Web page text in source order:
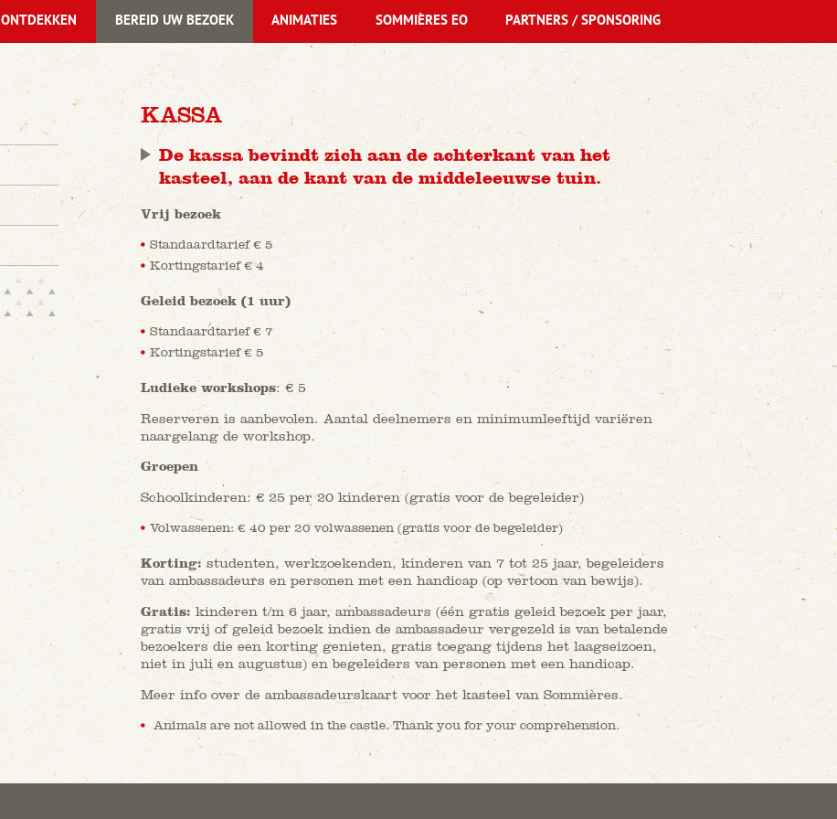
KASSA
De kassa bevindt zich aan de achterkant van het
kasteel, aan de kant van de middeleeuwse tuin.
Vrij bezoek
Standaardtarief € 5
Kortingstarief € 4
Geleid bezoek (1 uur)
Standaardtarief € 7
Kortingstarief € 5
Ludieke workshops: € 5
Reserveren is aanbevolen. Aantal deelnemers en minimumleeftijd variëren
naargelang de workshop.
Groepen
Schoolkinderen: € 25 per 20 kinderen (gratis voor de begeleider)
Volwassenen: € 40 per 20 volwassenen (gratis voor de begeleider)
Korting: studenten, werkzoekenden, kinderen van 7 tot 25 jaar, begeleiders
van ambassadeurs en personen met een handicap (op vertoon van bewijs).
Gratis: kinderen t/m 6 jaar, ambassadeurs (één gratis geleid bezoek per jaar,
gratis vrij of geleid bezoek indien de ambassadeur vergezeld is van betalende
bezoekers die een korting genieten, gratis toegang tijdens het laagseizoen,
niet in juli en augustus) en begeleiders van personen met een handicap.
Meer info over de ambassadeurskaart voor het kasteel van Sommières.
Animals are not allowed in the castle. Thank you for your comprehension.
ONTDEKKEN BEREID UW BEZOEK ANIMATIES SOMMIÈRES EO PARTNERS / SPONSORING